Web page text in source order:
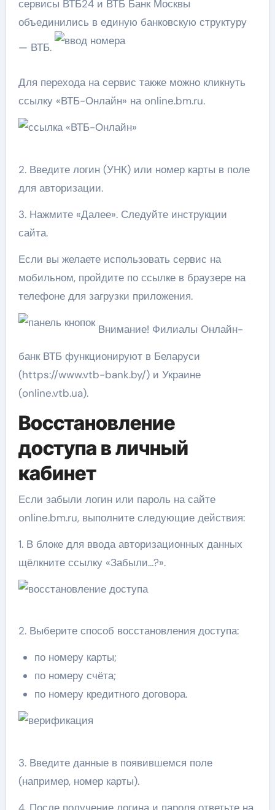
сервисы ВТБ24 и ВТБ Банк Москвы
объединились в единую банковскую структуру
— ВТБ.
Для перехода на сервис также можно кликнуть
ссылку «ВТБ-Онлайн» на online.bm.ru.
2. Введите логин (УНК) или номер карты в поле
для авторизации.
3. Нажмите «Далее». Следуйте инструкции
сайта.
Если вы желаете использовать сервис на
мобильном, пройдите по ссылке в браузере на
телефоне для загрузки приложения.
Внимание! Филиалы Онлайн-
банк ВТБ функционируют в Беларуси
(https://www.vtb-bank.by/) и Украине
(online.vtb.ua).
Восстановление
доступа в личный
кабинет
Если забыли логин или пароль на сайте
online.bm.ru, выполните следующие действия:
1. В блоке для ввода авторизационных данных
щёлкните ссылку «Забыли…?».
2. Выберите способ восстановления доступа:
по номеру карты;
по номеру счёта;
по номеру кредитного договора.
3. Введите данные в появившемся поле
(например, номер карты).